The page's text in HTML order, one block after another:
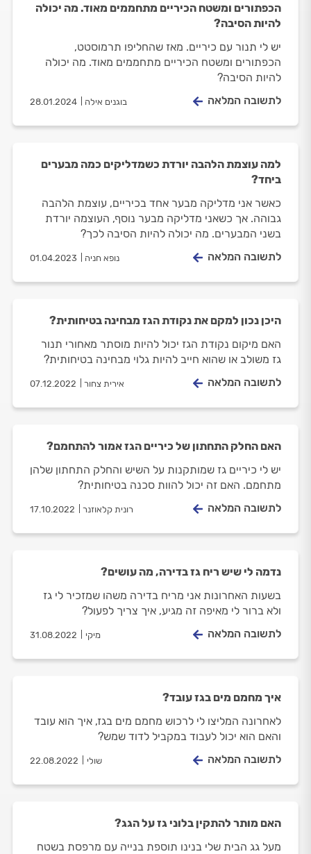
הכפתורים ומשטח הכיריים מתחממים מאוד. מה יכולה
להיות הסיבה?
יש לי תנור עם כיריים. מאז שהחליפו תרמוסטט,
הכפתורים ומשטח הכיריים מתחממים מאוד. מה יכולה
להיות הסיבה?
בוגנים אילה 28.01.2024 לתשובה המלאה
למה עוצמת הלהבה יורדת כשמדליקים כמה מבערים
ביחד?
כאשר אני מדליקה מבער אחד בכיריים, עוצמת הלהבה
גבוהה. אך כשאני מדליקה מבער נוסף, העוצמה יורדת
בשני המבערים. מה יכולה להיות הסיבה לכך?
נופא חניה 01.04.2023 לתשובה המלאה
היכן נכון למקם את נקודת הגז מבחינה בטיחותית?
האם מיקום נקודת הגז יכול להיות מוסתר מאחורי תנור
גז משולב או שהוא חייב להיות גלוי מבחינה בטיחותית?
אירית צחור 07.12.2022 לתשובה המלאה
האם החלק התחתון של כיריים הגז אמור להתחמם?
יש לי כיריים גז שמותקנות על השיש והחלק התחתון שלהן
מתחמם. האם זה יכול להוות סכנה בטיחותית?
רונית קלאוזנר 17.10.2022 לתשובה המלאה
נדמה לי שיש ריח גז בדירה, מה עושים?
בשעות האחרונות אני מריח בדירה משהו שמזכיר לי גז
ולא ברור לי מאיפה זה מגיע, איך צריך לפעול?
מיקי 31.08.2022 לתשובה המלאה
איך מחמם מים בגז עובד?
לאחרונה המליצו לי לרכוש מחמם מים בגז, איך הוא עובד
והאם הוא יכול לעבוד במקביל לדוד שמש?
שולי 22.08.2022 לתשובה המלאה
האם מותר להתקין בלוני גז על הגג?
מעל גג הבית שלי בנינו תוספת בנייה עם מרפסת בשטח